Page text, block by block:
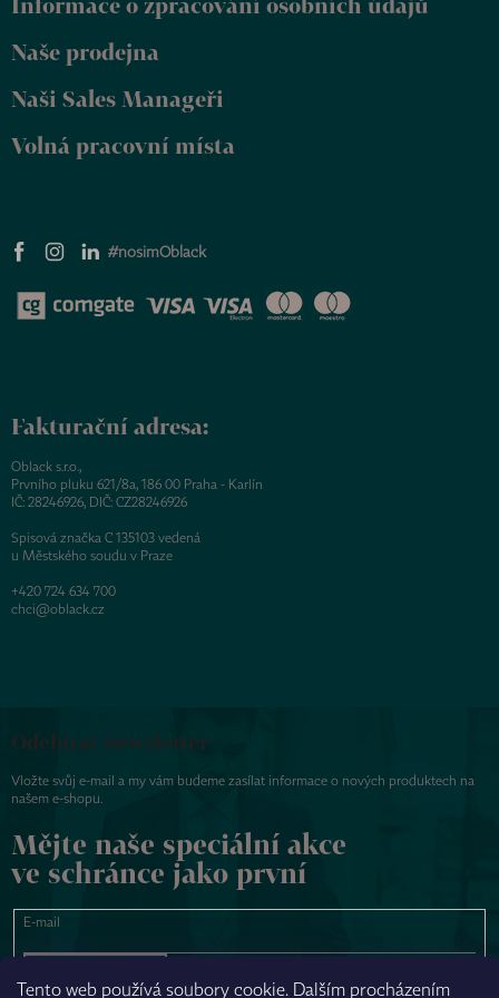
Tento web používá soubory cookie. Dalším procházením
Naše prodejna
Naši Sales Manageři
Volná pracovní místa
#nosimOblack
Fakturační adresa:
Oblack s.r.o.,
Prvního pluku 621/8a, 186 00 Praha - Karlín
IČ: 28246926, DIČ: CZ28246926
Spisová značka C 135103 vedená
u Městského soudu v Praze
+420 724 634 700
chci@oblack.cz
Odebírat newsletter
Vložte svůj e-mail a my vám budeme zasílat informace o nových produktech na
našem e-shopu.
Mějte naše speciální akce
ve schránce jako první
E-mail